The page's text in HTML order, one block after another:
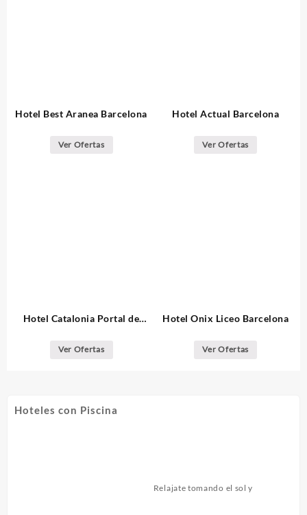
Hotel Best Aranea Barcelona
Ver Ofertas
Hotel Actual Barcelona
Ver Ofertas
Hotel Catalonia Portal de
Ver Ofertas
Hotel Onix Liceo Barcelona
Ver Ofertas
Hoteles con Piscina
Relajate tomando el sol y